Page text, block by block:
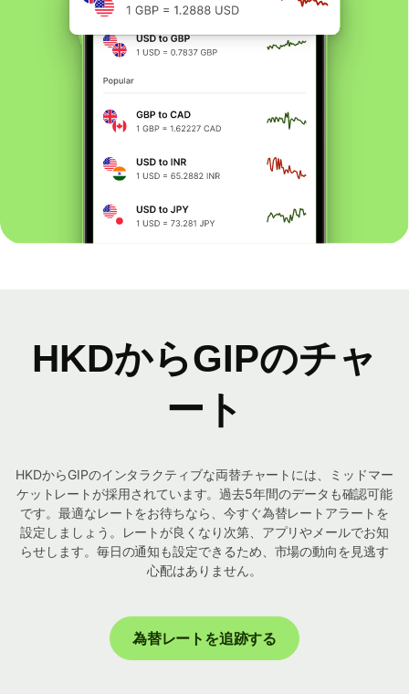
HKDからGIPのチャ
ート
HKDからGIPのインタラクティブな両替チャートには、ミッドマー
ケットレートが採用されています。過去5年間のデータも確認可能
です。最適なレートをお待ちなら、今すぐ為替レートアラートを
設定しましょう。レートが良くなり次第、アプリやメールでお知
らせします。毎日の通知も設定できるため、市場の動向を見逃す
心配はありません。
為替レートを追跡する